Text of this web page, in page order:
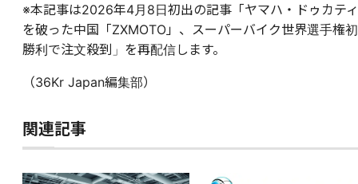
※本記事は2026年4月8日初出の記事「ヤマハ・ドゥカティ
を破った中国「ZXMOTO」、スーパーバイク世界選手権初
勝利で注文殺到」を再配信します。
（36Kr Japan編集部）
関連記事